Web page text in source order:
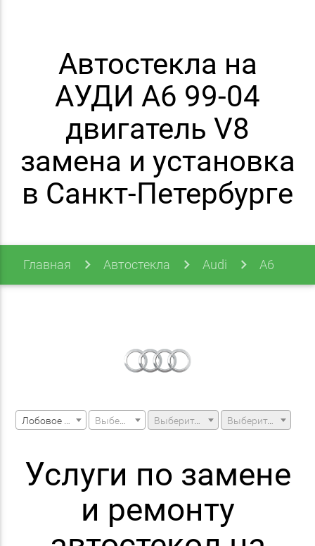
Автостекла на
АУДИ A6 99-04
двигатель V8
замена и установка
в Санкт-Петербурге
Главная Автостекла Audi A6
Выберите модель машины Выберите модификацию
Услуги по замене
и ремонту